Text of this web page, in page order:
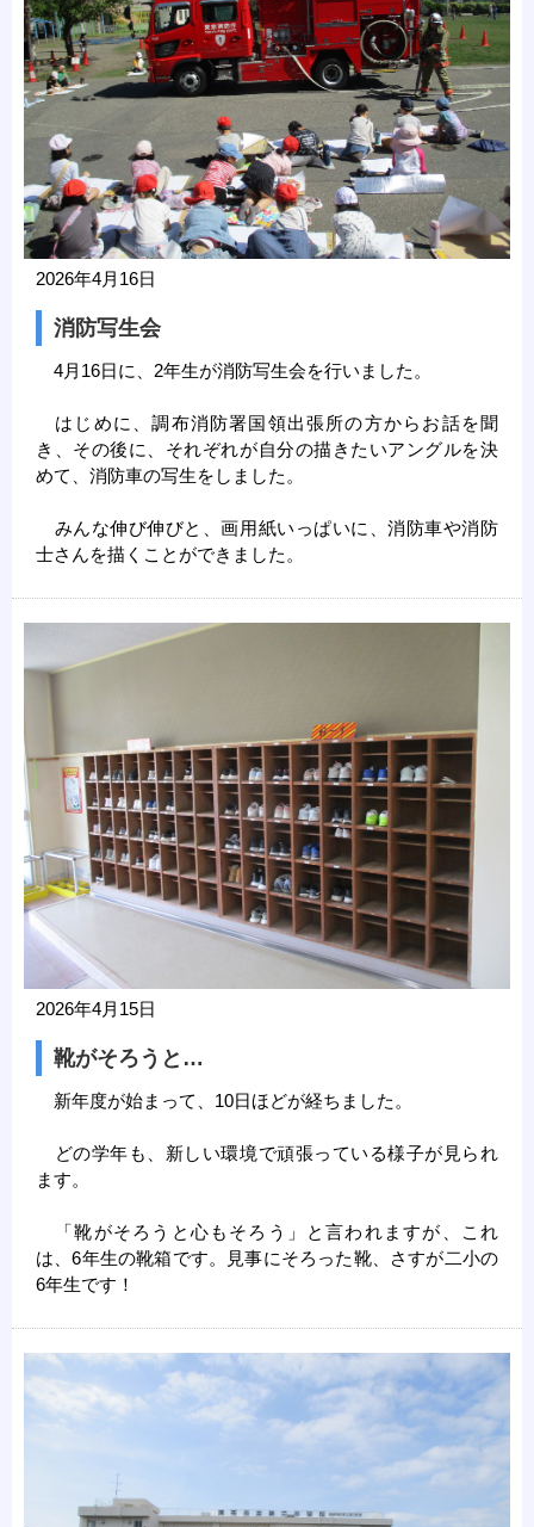
2026年4月16日
消防写生会
4月16日に、2年生が消防写生会を行いました。
はじめに、調布消防署国領出張所の方からお話を聞
き、その後に、それぞれが自分の描きたいアングルを決
めて、消防車の写生をしました。
みんな伸び伸びと、画用紙いっぱいに、消防車や消防
士さんを描くことができました。
2026年4月15日
靴がそろうと…
新年度が始まって、10日ほどが経ちました。
どの学年も、新しい環境で頑張っている様子が見られ
ます。
「靴がそろうと心もそろう」と言われますが、これ
は、6年生の靴箱です。見事にそろった靴、さすが二小の
6年生です！